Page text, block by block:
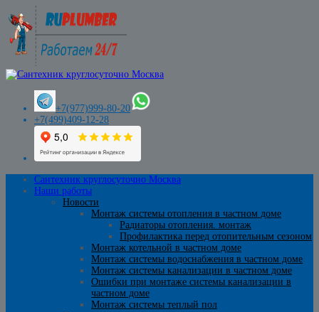
+7(977)999-80-20
+7(499)409-12-28
Сантехник круглосуточно Москва
Наши работы
Новости
Монтаж системы отопления в частном доме
Радиаторы отопления. монтаж
Профилактика перед отопительным сезоном
Монтаж котельной в частном доме
Монтаж системы водоснабжения в частном доме
Монтаж системы канализации в частном доме
Ошибки при монтаже системы канализации в
частном доме
Монтаж системы теплый пол